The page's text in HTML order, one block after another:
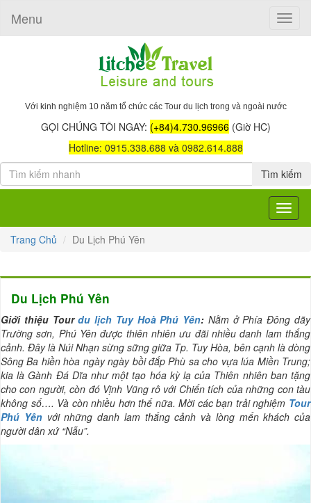
Toggle
Menu
Với kinh nghiệm 10 năm tổ chức các Tour du lịch trong và ngoài nước
GỌI CHÚNG TÔI NGAY: (+84)4.730.96966 (Giờ HC)
Hotline: 0915.338.688 và 0982.614.888
Tìm kiếm
Toggle
Trang Chủ Du Lịch Phú Yên
Du Lịch Phú Yên
Giới thiệu Tourdu lịch Tuy Hoà Phú Yên: Nằm ở Phía Đông dãy
Trường sơn, Phú Yên được thiên nhiên ưu đãi nhiều danh lam thắng
cảnh. Đây là Núi Nhạn sừng sững giữa Tp. Tuy Hòa, bên cạnh là dòng
Sông Ba hiền hòa ngày ngày bồi đắp Phù sa cho vựa lúa Miền Trung;
kia là Gành Đá Dĩa như một tạo hóa kỳ lạ của Thiên nhiên ban tặng
cho con người, còn đó Vịnh Vũng rô với Chiến tích của những con tàu
không số…. Và còn nhiều hơn thế nữa. Mời các bạn trải nghiệm Tour
Phú Yênvới những danh lam thắng cảnh và lòng mến khách của
người dân xứ “Nẫu”.